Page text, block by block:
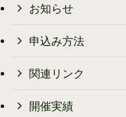
お知らせ
申込み方法
関連リンク
開催実績